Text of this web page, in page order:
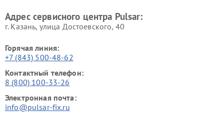
Адрес сервисного центра Pulsar:
г. Казань, улица Достоевского, 40
Горячая линия:
+7 (843) 500-48-62
Контактный телефон:
8 (800) 100-33-26
Электронная почта:
info@pulsar-fix.ru